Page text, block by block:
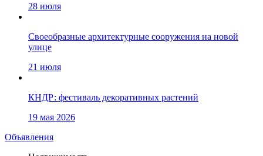
28 июля
Своеобразные архитектурные сооружения на новой
улице
21 июля
КНДР: фестиваль декоративных растений
19 мая 2026
Объявления